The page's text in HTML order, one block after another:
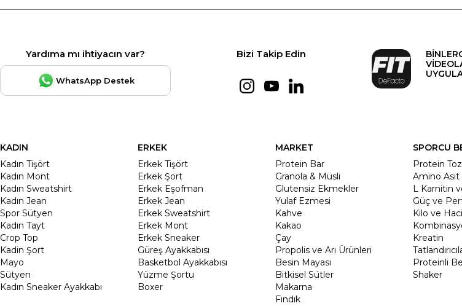
Yardıma mı ihtiyacın var?
WhatsApp Destek
Bizi Takip Edin
KADIN
Kadın Tişört
Kadın Mont
Kadın Sweatshirt
Kadın Jean
Spor Sütyen
Kadın Tayt
Crop Top
Kadin Şort
Mayo
Sütyen
Kadın Sneaker Ayakkabı
ERKEK
Erkek Tişört
Erkek Şort
Erkek Eşofman
Erkek Jean
Erkek Sweatshirt
Erkek Mont
Erkek Sneaker
Güreş Ayakkabısı
Basketbol Ayakkabısı
Yüzme Şortu
Boxer
MARKET
Protein Bar
Granola & Müsli
Glutensiz Ekmekler
Yulaf Ezmesi
Kahve
Kakao
Çay
Propolis ve Arı Ürünleri
Besin Mayası
Bitkisel Sütler
Makarna
Fındık
SPORCU
Protein
Amino Asit
L Karnitin
Güç ve
Kilo ve
Kreatin
Proteinli
Shaker